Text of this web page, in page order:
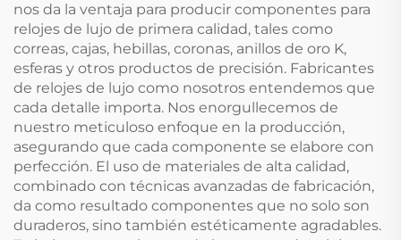
nos da la ventaja para producir componentes para
relojes de lujo de primera calidad, tales como
correas, cajas, hebillas, coronas, anillos de oro K,
esferas y otros productos de precisión. Fabricantes
de relojes de lujo como nosotros entendemos que
cada detalle importa. Nos enorgullecemos de
nuestro meticuloso enfoque en la producción,
asegurando que cada componente se elabore con
perfección. El uso de materiales de alta calidad,
combinado con técnicas avanzadas de fabricación,
da como resultado componentes que no solo son
duraderos, sino también estéticamente agradables.